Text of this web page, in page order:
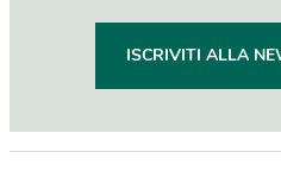
ISCRIVITI ALLA